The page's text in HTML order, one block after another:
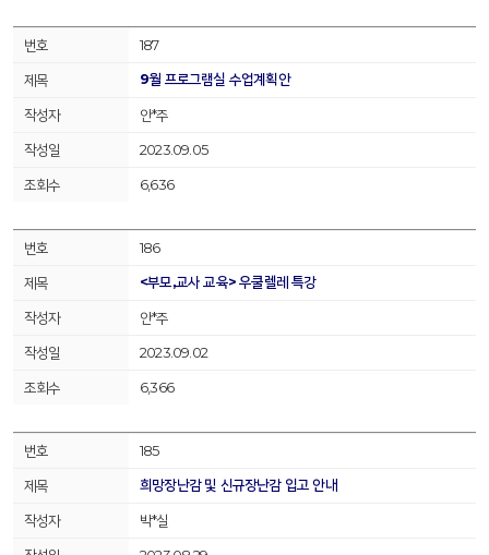
187
9월 프로그램실 수업계획안
안*주
2023.09.05
6,636
186
<부모,교사 교육> 우쿨렐레 특강
안*주
2023.09.02
6,366
185
희망장난감 및 신규장난감 입고 안내
박*실